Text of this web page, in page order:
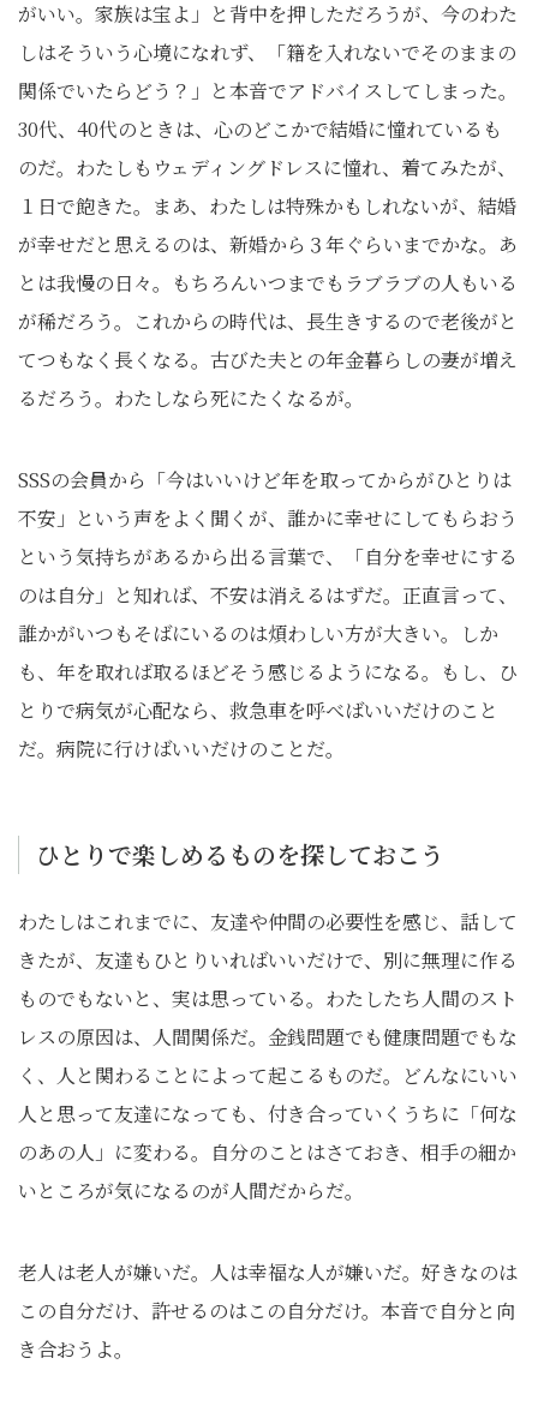
がいい。家族は宝よ」と背中を押しただろうが、今のわた
しはそういう心境になれず、「籍を入れないでそのままの
関係でいたらどう？」と本音でアドバイスしてしまった。
30代、40代のときは、心のどこかで結婚に憧れているも
のだ。わたしもウェディングドレスに憧れ、着てみたが、
１日で飽きた。まあ、わたしは特殊かもしれないが、結婚
が幸せだと思えるのは、新婚から３年ぐらいまでかな。あ
とは我慢の日々。もちろんいつまでもラブラブの人もいる
が稀だろう。これからの時代は、長生きするので老後がと
てつもなく長くなる。古びた夫との年金暮らしの妻が増え
るだろう。わたしなら死にたくなるが。
SSSの会員から「今はいいけど年を取ってからがひとりは
不安」という声をよく聞くが、誰かに幸せにしてもらおう
という気持ちがあるから出る言葉で、「自分を幸せにする
のは自分」と知れば、不安は消えるはずだ。正直言って、
誰かがいつもそばにいるのは煩わしい方が大きい。しか
も、年を取れば取るほどそう感じるようになる。もし、ひ
とりで病気が心配なら、救急車を呼べばいいだけのこと
だ。病院に行けばいいだけのことだ。
ひとりで楽しめるものを探しておこう
わたしはこれまでに、友達や仲間の必要性を感じ、話して
きたが、友達もひとりいればいいだけで、別に無理に作る
ものでもないと、実は思っている。わたしたち人間のスト
レスの原因は、人間関係だ。金銭問題でも健康問題でもな
く、人と関わることによって起こるものだ。どんなにいい
人と思って友達になっても、付き合っていくうちに「何な
のあの人」に変わる。自分のことはさておき、相手の細か
いところが気になるのが人間だからだ。
老人は老人が嫌いだ。人は幸福な人が嫌いだ。好きなのは
この自分だけ、許せるのはこの自分だけ。本音で自分と向
き合おうよ。